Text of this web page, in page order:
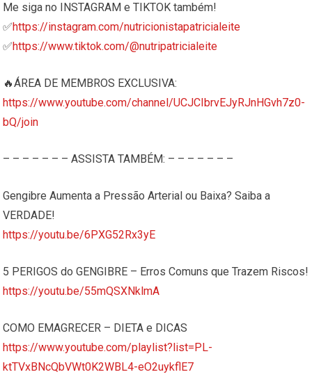
Me siga no INSTAGRAM e TIKTOK também!
✅https://instagram.com/nutricionistapatricialeite
✅https://www.tiktok.com/@nutripatricialeite
🔥ÁREA DE MEMBROS EXCLUSIVA:
https://www.youtube.com/channel/UCJCIbrvEJyRJnHGvh7z0-
bQ/join
– – – – – – – ASSISTA TAMBÉM: – – – – – – –
Gengibre Aumenta a Pressão Arterial ou Baixa? Saiba a
VERDADE!
https://youtu.be/6PXG52Rx3yE
5 PERIGOS do GENGIBRE – Erros Comuns que Trazem Riscos!
https://youtu.be/55mQSXNklmA
COMO EMAGRECER – DIETA e DICAS
https://www.youtube.com/playlist?list=PL-
ktTVxBNcQbVWt0K2WBL4-eO2uykflE7